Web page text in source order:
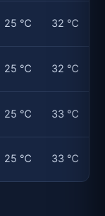
25 ℃ 32 ℃
25 ℃ 32 ℃
25 ℃ 33 ℃
25 ℃ 33 ℃